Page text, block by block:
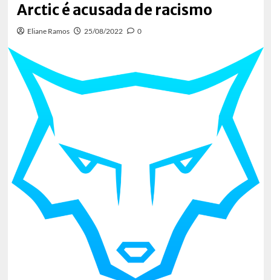
Arctic é acusada de racismo
Eliane Ramos 25/08/2022 0